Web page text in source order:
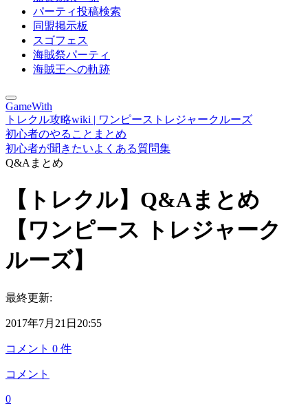
パーティ投稿検索
同盟掲示板
スゴフェス
海賊祭パーティ
海賊王への軌跡
GameWith
トレクル攻略wiki | ワンピーストレジャークルーズ
初心者のやることまとめ
初心者が聞きたいよくある質問集
Q&Aまとめ
【トレクル】Q&Aまとめ
【ワンピース トレジャーク
ルーズ】
最終更新:
2017年7月21日20:55
コメント 0 件
コメント
0